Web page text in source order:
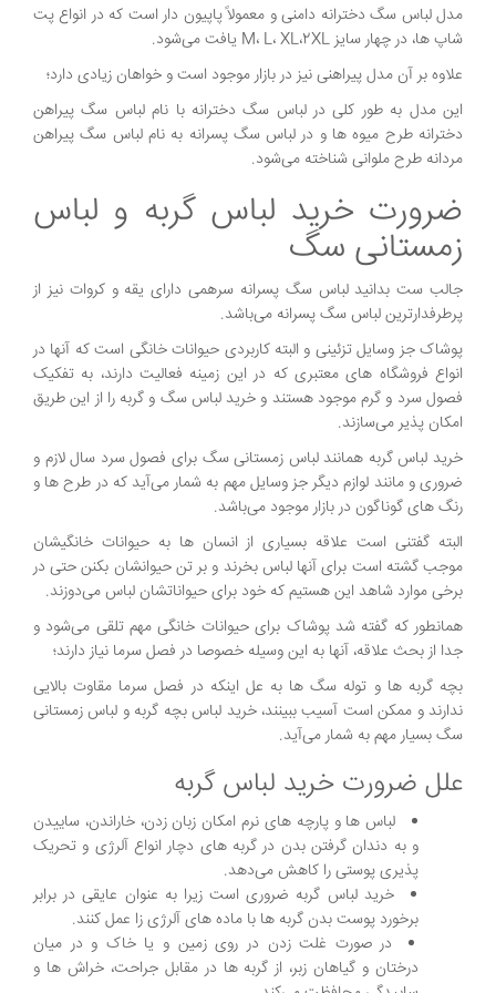
مدل لباس سگ دخترانه دامنی و معمولاً پاپیون دار است که در انواع پت
شاپ ها، در چهار سایز M، L، XL،2XL یافت می‌شود.
علاوه بر آن مدل پیراهنی نیز در بازار موجود است و خواهان زیادی دارد؛
این مدل به طور کلی در لباس سگ دخترانه با نام لباس سگ پیراهن
دخترانه طرح میوه ها و در لباس سگ پسرانه به نام لباس سگ پیراهن
مردانه طرح ملوانی شناخته می‌شود.
ضرورت خرید لباس گربه و لباس
زمستانی سگ
جالب ست بدانید لباس سگ پسرانه سرهمی دارای یقه و کروات نیز از
پرطرفدارترین لباس سگ پسرانه می‌باشد.
پوشاک جز وسایل تزئینی و البته کاربردی حیوانات خانگی است که آنها در
انواع فروشگاه های معتبری که در این زمینه فعالیت دارند، به تفکیک
فصول سرد و گرم موجود هستند و خرید لباس سگ و گربه را از این طریق
امکان پذیر می‌سازند.
خرید لباس گربه همانند لباس زمستانی سگ برای فصول سرد سال لازم و
ضروری و مانند لوازم دیگر جز وسایل مهم به شمار می‌آید که در طرح ها و
رنگ های گوناگون در بازار موجود می‌باشد.
البته گفتنی است علاقه بسیاری از انسان ها به حیوانات خانگیشان
موجب گشته است برای آنها لباس بخرند و بر تن حیوانشان بکنن حتی در
برخی موارد شاهد این هستیم که خود برای حیواناتشان لباس می‌دوزند.
همانطور که گفته شد پوشاک برای حیوانات خانگی مهم تلقی می‌شود و
جدا از بحث علاقه، آنها به این وسیله خصوصا در فصل سرما نیاز دارند؛
بچه گربه ها و توله سگ ها به عل اینکه در فصل سرما مقاوت بالایی
ندارند و ممکن است آسیب ببینند، خرید لباس بچه گربه و لباس زمستانی
سگ بسیار مهم به شمار می‌آید.
علل ضرورت خرید لباس گربه
لباس ها و پارچه‌ های نرم امکان زبان زدن، خاراندن، ساییدن
و به دندان گرفتن بدن در گربه های دچار انواع آلرژی و تحریک
پذیری پوستی را کاهش می‌دهد.
خرید لباس گربه ضروری است زیرا به عنوان عایقی در برابر
برخورد پوست بدن گربه ها با ماده‌ های آلرژی زا عمل کنند.
در صورت غلت زدن در روی زمین و یا خاک و در میان
درختان و گیاهان زبر، از گربه ها در مقابل جراحت، خراش‌ ها و